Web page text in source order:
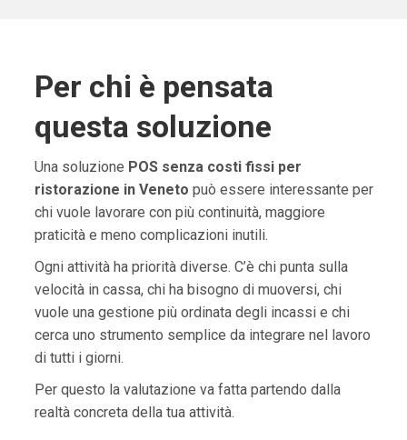
Per chi è pensata
questa soluzione
Una soluzione POS senza costi fissi per
ristorazione in Veneto può essere interessante per
chi vuole lavorare con più continuità, maggiore
praticità e meno complicazioni inutili.
Ogni attività ha priorità diverse. C’è chi punta sulla
velocità in cassa, chi ha bisogno di muoversi, chi
vuole una gestione più ordinata degli incassi e chi
cerca uno strumento semplice da integrare nel lavoro
di tutti i giorni.
Per questo la valutazione va fatta partendo dalla
realtà concreta della tua attività.